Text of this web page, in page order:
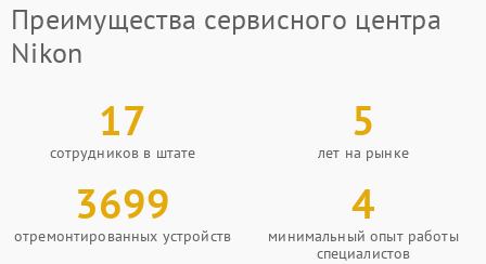
Преимущества сервисного центра
Nikon
17
сотрудников в штате
5
лет на рынке
3699
отремонтированных устройств
4
минимальный опыт работы
специалистов